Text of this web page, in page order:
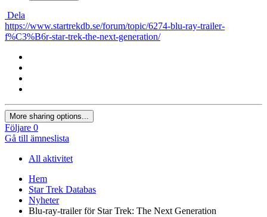
Dela
https://www.startrekdb.se/forum/topic/6274-blu-ray-trailer-
f%C3%B6r-star-trek-the-next-generation/
More sharing options...
Följare 0
Gå till ämneslista
All aktivitet
Hem
Star Trek Databas
Nyheter
Blu-ray-trailer för Star Trek: The Next Generation